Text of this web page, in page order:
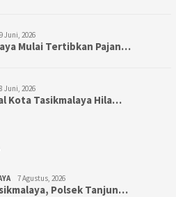
Juni, 2026
Mulai Tertibkan Pajan…
Juni, 2026
Kota Tasikmalaya Hila…
7 Agustus, 2026
Polsek Tanjun…